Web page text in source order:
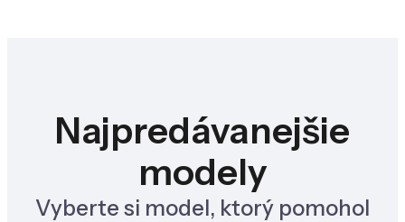
Najpredávanejšie
modely
Vyberte si model, ktorý pomohol